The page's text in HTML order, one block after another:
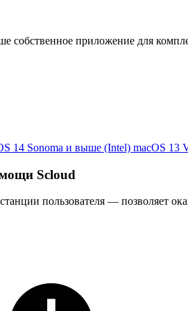
собственное приложение для
14 Sonoma и выше (Intel) macOS 13
Scloud
пользователя — позволяет